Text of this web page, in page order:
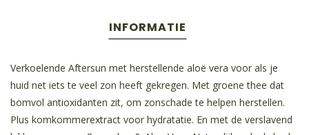
INFORMATIE
Verkoelende Aftersun met herstellende aloë vera voor als je
huid net iets te veel zon heeft gekregen. Met groene thee dat
bomvol antioxidanten zit, om zonschade te helpen herstellen.
Plus komkommerextract voor hydratatie. En met de verslavend